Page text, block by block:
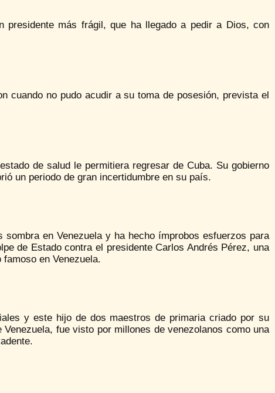
más frágil, que ha llegado a pedir a Dios, con
cuando no pudo acudir a su toma de posesión, prevista el
de salud le permitiera regresar de Cuba. Su gobierno
un periodo de gran incertidumbre en su país.
en Venezuela y ha hecho ímprobos esfuerzos para
de Estado contra el presidente Carlos Andrés Pérez, una
en Venezuela.
y este hijo de dos maestros de primaria criado por su
fue visto por millones de venezolanos como una